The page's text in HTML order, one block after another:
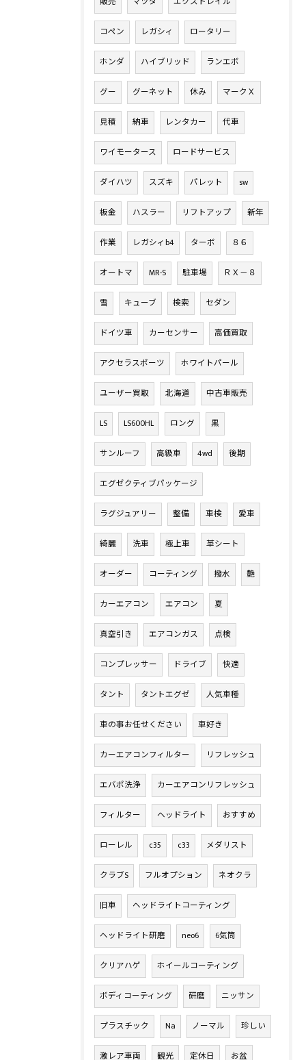
コペン レガシィ ロータリー
ホンダ ハイブリッド ランエボ
グー グーネット 休み マークＸ
見積 納車 レンタカー 代車
ワイモータース ロードサービス
ダイハツ スズキ パレット sw
板金 ハスラー リフトアップ 新年
作業 レガシィb4 ターボ ８６
オートマ MR-S 駐車場 ＲＸ－８
雪 キューブ 検索 セダン
ドイツ車 カーセンサー 高価買取
アクセラスポーツ ホワイトパール
ユーザー買取 北海道 中古車販売
LS LS600HL ロング 黒
サンルーフ 高級車 4wd 後期
エグゼクティブパッケージ
ラグジュアリー 整備 車検 愛車
綺麗 洗車 極上車 革シート
オーダー コーティング 撥水 艶
カーエアコン エアコン 夏
真空引き エアコンガス 点検
コンプレッサー ドライブ 快適
タント タントエグゼ 人気車種
車の事お任せください 車好き
カーエアコンフィルター リフレッシュ
エバポ洗浄 カーエアコンリフレッシュ
フィルター ヘッドライト おすすめ
ローレル c35 c33 メダリスト
クラブS フルオプション ネオクラ
旧車 ヘッドライトコーティング
ヘッドライト研磨 neo6 6気筒
クリアハゲ ホイールコーティング
ボディコーティング 研磨 ニッサン
プラスチック Na ノーマル 珍しい
激レア車両 観光 定休日 お盆